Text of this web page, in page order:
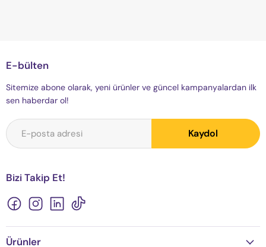
E-bülten
Sitemize abone olarak, yeni ürünler ve güncel kampanyalardan ilk
sen haberdar ol!
E-posta adresi Kaydol
Bizi Takip Et!
Bizi
Facebook&#39;de
bul
Bizi
Instagram&#39;de
bul
Bizi
LinkedIn&#39;de
bul
bul
Ürünler